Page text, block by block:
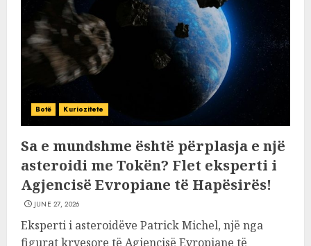
Botë Kuriozitete
Sa e mundshme është përplasja e një
asteroidi me Tokën? Flet eksperti i
Agjencisë Evropiane të Hapësirës!
JUNE 27, 2026
Eksperti i asteroidëve Patrick Michel, një nga
figurat kryesore të Agjencisë Evropiane të